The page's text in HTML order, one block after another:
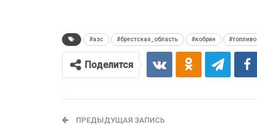
#азс #брестская_область #кобрин #топливо
Поделится
ПРЕДЫДУЩАЯ ЗАПИСЬ